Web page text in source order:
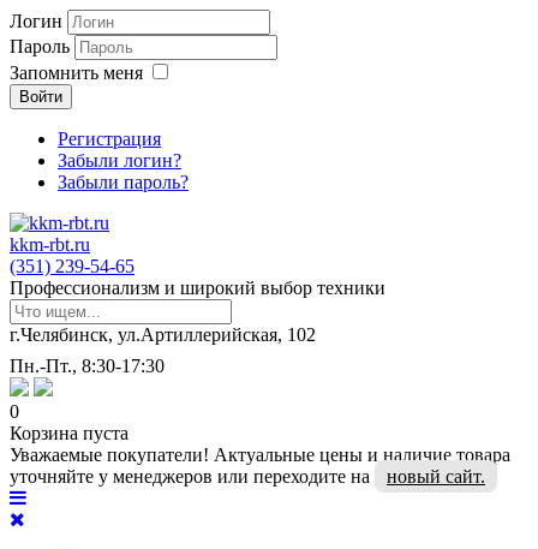
Логин
Пароль
Запомнить меня
Войти
Регистрация
Забыли логин?
Забыли пароль?
kkm-rbt.ru
(351) 239-54-65
Профессионализм и широкий выбор техники
г.Челябинск, ул.Артиллерийская, 102
Пн.-Пт., 8:30-17:30
0
Корзина пуста
Уважаемые покупатели! Актуальные цены и наличие товара
уточняйте у менеджеров или переходите на
новый сайт.